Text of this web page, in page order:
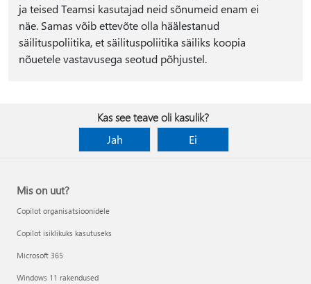
ja teised Teamsi kasutajad neid sõnumeid enam ei
näe. Samas võib ettevõte olla häälestanud
säilituspoliitika, et säilituspoliitika säiliks koopia
nõuetele vastavusega seotud põhjustel.
Kas see teave oli kasulik?
Jah
Ei
Mis on uut?
Copilot organisatsioonidele
Copilot isiklikuks kasutuseks
Microsoft 365
Windows 11 rakendused